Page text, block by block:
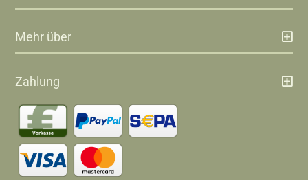
Mehr über
Zahlung